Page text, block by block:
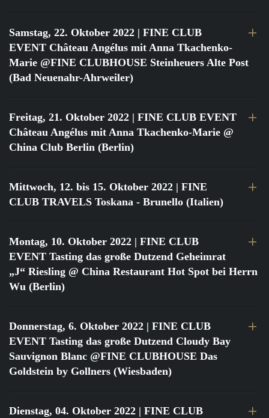
Samstag, 22. Oktober 2022 | FINE CLUB
EVENT Château Angélus mit Anna Tkachenko-
Marie @FINE CLUBHOUSE Steinheuers Alte Post
(Bad Neuenahr-Ahrweiler)
Freitag, 21. Oktober 2022 | FINE CLUB EVENT
Château Angélus mit Anna Tkachenko-Marie @
China Club Berlin (Berlin)
Mittwoch, 12. bis 15. Oktober 2022 | FINE
CLUB TRAVELS Toskana - Brunello (Italien)
Montag, 10. Oktober 2022 | FINE CLUB
EVENT Tasting das große Dutzend Geheimrat
„J“ Riesling @ China Restaurant Hot Spot bei Herrn
Wu (Berlin)
Donnerstag, 6. Oktober 2022 | FINE CLUB
EVENT Tasting das große Dutzend Cloudy Bay
Sauvignon Blanc @FINE CLUBHOUSE Das
Goldstein by Gollners (Wiesbaden)
Dienstag, 04. Oktober 2022 | FINE CLUB